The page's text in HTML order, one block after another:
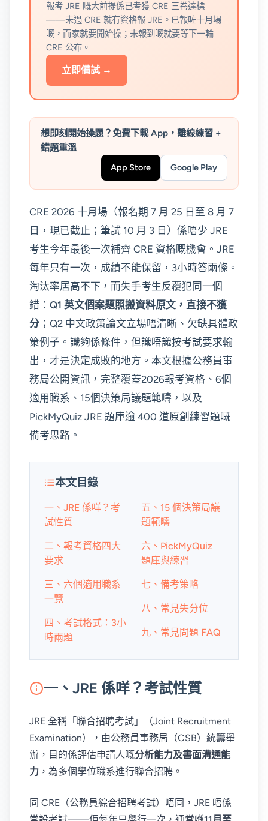
報考 JRE 嘅大前提係已考獲 CRE 三卷達標
——未過 CRE 就冇資格報 JRE。已報咗十月場
嘅，而家就要開始操；未報到嘅就要等下一輪
CRE 公布。
立即備試 →
想即刻開始操題？免費下載 App，離線練習 +
錯題重溫
App Store
Google Play
CRE 2026 十月場（報名期 7 月 25 日至 8 月 7
日，現已截止；筆試 10 月 3 日）係唔少 JRE
考生今年最後一次補齊 CRE 資格嘅機會。JRE
每年只有一次，成績不能保留，3小時答兩條。
淘汰率居高不下，而失手考生反覆犯同一個
錯： Q1 英文個案題照搬資料原文，直接不獲
分 ；Q2 中文政策論文立場唔清晰、欠缺具體政
策例子。識夠係條件，但識唔識按考試要求輸
出，才是決定成敗的地方。本文根據公務員事
務局公開資訊，完整覆蓋2026報考資格、6個
適用職系、15個決策局議題範疇，以及
PickMyQuiz JRE 題庫逾 400 道原創練習題嘅
備考思路。
本文目錄
一、JRE 係咩？考
試性質
二、報考資格四大
要求
三、六個適用職系
一覽
四、考試格式：3小
時兩題
五、15 個決策局議
題範疇
六、PickMyQuiz
題庫與練習
七、備考策略
八、常見失分位
九、常見問題 FAQ
一、JRE 係咩？考試性質
JRE 全稱「聯合招聘考試」（Joint Recruitment
Examination），由公務員事務局（CSB）統籌舉
辦，目的係評估申請人嘅分析能力及書面溝通能
力 ，為多個學位職系進行聯合招聘。
同 CRE（公務員綜合招聘考試）唔同，JRE 唔係